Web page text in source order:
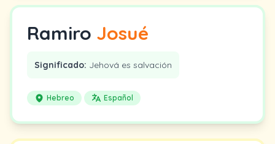
Ramiro Josué
Significado: Jehová es salvación
Hebreo Español